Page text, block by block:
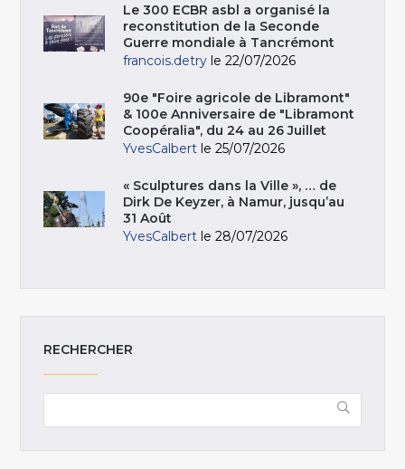
Le 300 ECBR asbl a organisé la
reconstitution de la Seconde
Guerre mondiale à Tancrémont
francois.detry le 22/07/2026
90e "Foire agricole de Libramont"
& 100e Anniversaire de "Libramont
Coopéralia", du 24 au 26 Juillet
YvesCalbert le 25/07/2026
« Sculptures dans la Ville », … de
Dirk De Keyzer, à Namur, jusqu’au
31 Août
YvesCalbert le 28/07/2026
RECHERCHER